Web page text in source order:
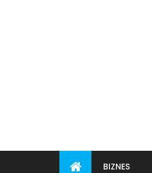
BIZNES